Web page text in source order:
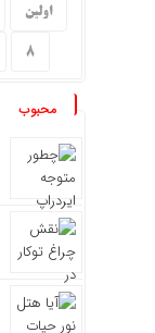
اولین
8
محبوب